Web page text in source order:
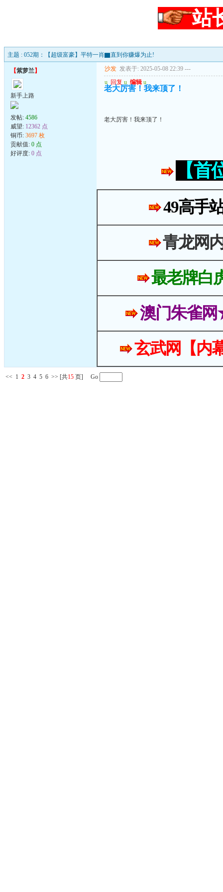
站
主题 : 052期：【超级富豪】平特一肖▇直到你赚爆为止!
【紫萝兰】
新手上路
发帖: 4586
威望: 12362 点
铜币: 3697 枚
贡献值: 0 点
好评度: 0 点
沙发 发表于: 2025-05-08 22:39 ---
u 回复 u 编辑 u
老大厉害！我来顶了！
老大厉害！我来顶了！
【
49高手
青龙网
最老牌白
澳门朱雀
玄武网【内
<< 1 2 3 4 5 6 >> [共15 页] Go